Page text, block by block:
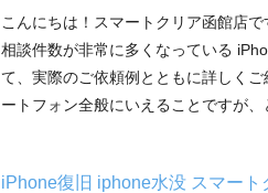
こんにちは！スマートクリア函館店
相談件数が非常に多くなっている
て、実際のご依頼例とともに詳しく
ートフォン全般にいえることですが
iPhone復旧 iphone水没 スマート